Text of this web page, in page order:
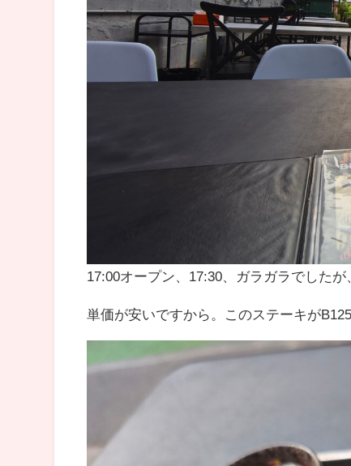
17:00オープン、17:30、ガラガラでした
単価が安いですから。このステーキが